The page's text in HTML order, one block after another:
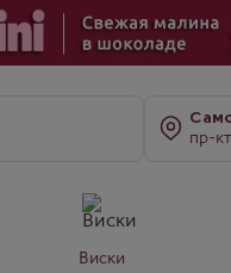
пр-
Виски